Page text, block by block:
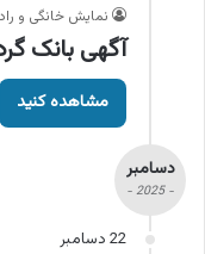
نمایش خانگی و
آگهی بانک
مشاهده کنید
دسامبر
- 2025 -
22 دسامبر